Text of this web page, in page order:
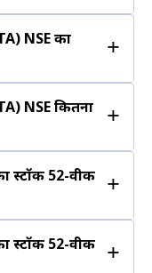
NSE का
+
NSE कितना
+
स्टॉक 52-वीक
+
स्टॉक 52-वीक
+